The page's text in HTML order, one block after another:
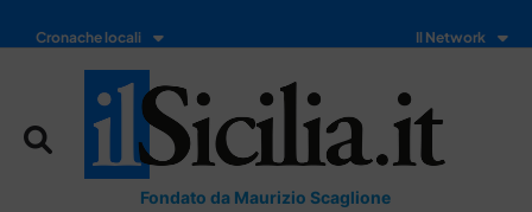
Cronache locali Il Network
Fondato da Maurizio Scaglione